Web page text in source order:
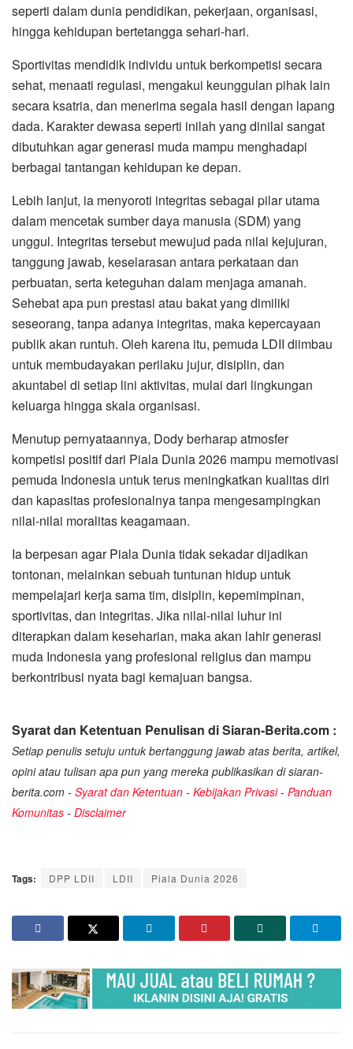
seperti dalam dunia pendidikan, pekerjaan, organisasi,
hingga kehidupan bertetangga sehari-hari.
Sportivitas mendidik individu untuk berkompetisi secara
sehat, menaati regulasi, mengakui keunggulan pihak lain
secara ksatria, dan menerima segala hasil dengan lapang
dada. Karakter dewasa seperti inilah yang dinilai sangat
dibutuhkan agar generasi muda mampu menghadapi
berbagai tantangan kehidupan ke depan.
​Lebih lanjut, ia menyoroti integritas sebagai pilar utama
dalam mencetak sumber daya manusia (SDM) yang
unggul. Integritas tersebut mewujud pada nilai kejujuran,
tanggung jawab, keselarasan antara perkataan dan
perbuatan, serta keteguhan dalam menjaga amanah.
Sehebat apa pun prestasi atau bakat yang dimiliki
seseorang, tanpa adanya integritas, maka kepercayaan
publik akan runtuh. Oleh karena itu, pemuda LDII diimbau
untuk membudayakan perilaku jujur, disiplin, dan
akuntabel di setiap lini aktivitas, mulai dari lingkungan
keluarga hingga skala organisasi.
​Menutup pernyataannya, Dody berharap atmosfer
kompetisi positif dari Piala Dunia 2026 mampu memotivasi
pemuda Indonesia untuk terus meningkatkan kualitas diri
dan kapasitas profesionalnya tanpa mengesampingkan
nilai-nilai moralitas keagamaan.
Ia berpesan agar Piala Dunia tidak sekadar dijadikan
tontonan, melainkan sebuah tuntunan hidup untuk
mempelajari kerja sama tim, disiplin, kepemimpinan,
sportivitas, dan integritas. Jika nilai-nilai luhur ini
diterapkan dalam keseharian, maka akan lahir generasi
muda Indonesia yang profesional religius dan mampu
berkontribusi nyata bagi kemajuan bangsa.
Syarat dan Ketentuan Penulisan di Siaran-Berita.com :
Setiap penulis setuju untuk bertanggung jawab atas berita, artikel,
opini atau tulisan apa pun yang mereka publikasikan di siaran-
berita.com - Syarat dan Ketentuan - Kebijakan Privasi- Panduan
Komunitas - Disclaimer
Tags: DPP LDII LDII Piala Dunia 2026